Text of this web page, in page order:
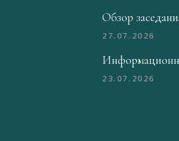
Обзор
27.07.2026
23.07.2026